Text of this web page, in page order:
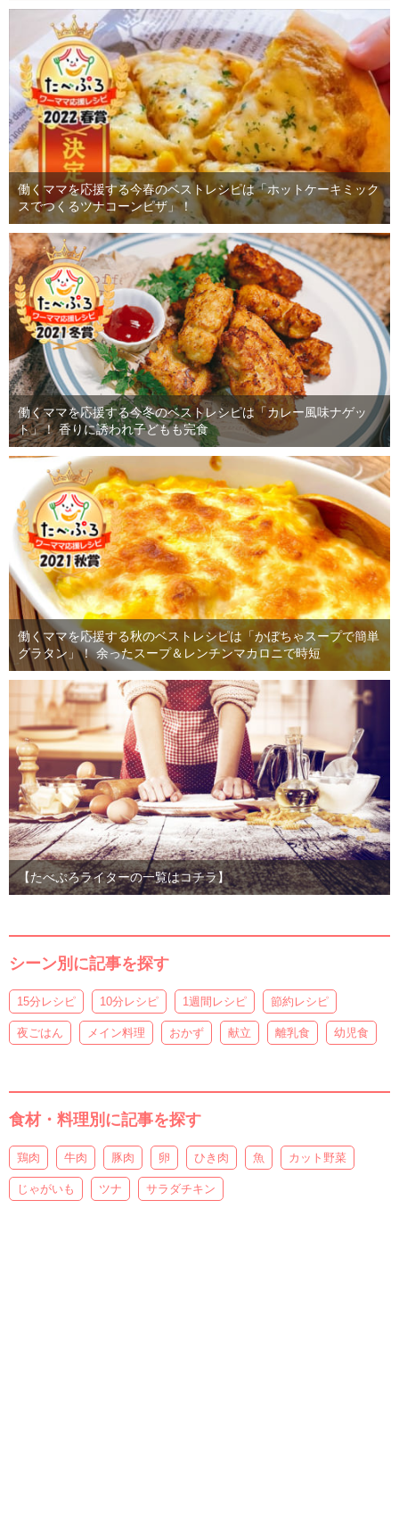
働くママを応援する今春のベストレシピは「ホットケーキミック
スでつくるツナコーンピザ」！
働くママを応援する今冬のベストレシピは「カレー風味ナゲッ
ト」！ 香りに誘われ子どもも完食
働くママを応援する秋のベストレシピは「かぼちゃスープで簡単
グラタン」！ 余ったスープ＆レンチンマカロニで時短
【たべぷろライターの一覧はコチラ】
シーン別に記事を探す
15分レシピ 10分レシピ 1週間レシピ 節約レシピ
夜ごはん メイン料理 おかず 献立 離乳食 幼児食
食材・料理別に記事を探す
鶏肉 牛肉 豚肉 卵 ひき肉 魚 カット野菜
じゃがいも ツナ サラダチキン